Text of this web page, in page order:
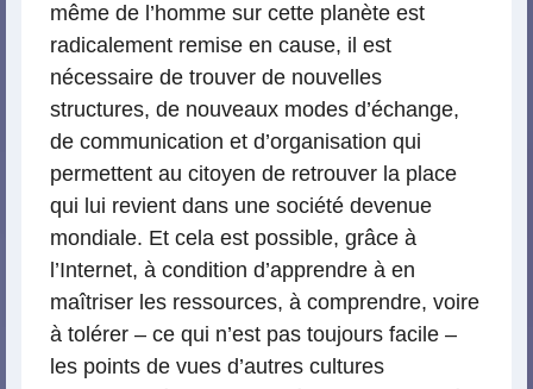
même de l’homme sur cette planète est
radicalement remise en cause, il est
nécessaire de trouver de nouvelles
structures, de nouveaux modes d’échange,
de communication et d’organisation qui
permettent au citoyen de retrouver la place
qui lui revient dans une société devenue
mondiale. Et cela est possible, grâce à
l’Internet, à condition d’apprendre à en
maîtriser les ressources, à comprendre, voire
à tolérer – ce qui n’est pas toujours facile –
les points de vues d’autres cultures